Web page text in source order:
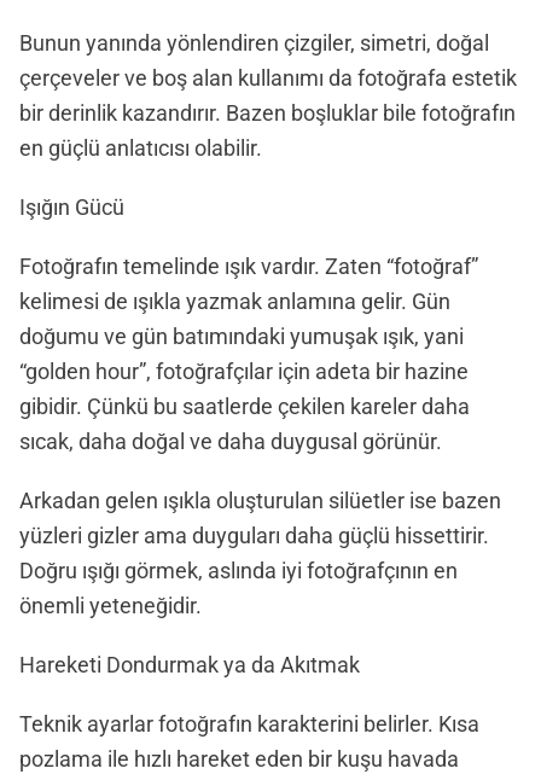
Bunun yanında yönlendiren çizgiler, simetri, doğal
çerçeveler ve boş alan kullanımı da fotoğrafa estetik
bir derinlik kazandırır. Bazen boşluklar bile fotoğrafın
en güçlü anlatıcısı olabilir.
Işığın Gücü
Fotoğrafın temelinde ışık vardır. Zaten “fotoğraf”
kelimesi de ışıkla yazmak anlamına gelir. Gün
doğumu ve gün batımındaki yumuşak ışık, yani
“golden hour”, fotoğrafçılar için adeta bir hazine
gibidir. Çünkü bu saatlerde çekilen kareler daha
sıcak, daha doğal ve daha duygusal görünür.
Arkadan gelen ışıkla oluşturulan silüetler ise bazen
yüzleri gizler ama duyguları daha güçlü hissettirir.
Doğru ışığı görmek, aslında iyi fotoğrafçının en
önemli yeteneğidir.
Hareketi Dondurmak ya da Akıtmak
Teknik ayarlar fotoğrafın karakterini belirler. Kısa
pozlama ile hızlı hareket eden bir kuşu havada